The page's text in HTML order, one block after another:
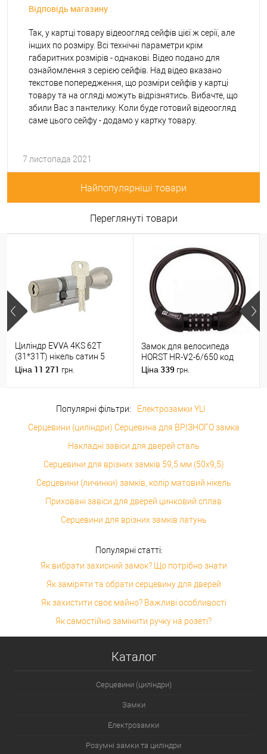
Відповідь магазину
Так, у картці товару відеоогляд сейфів цієї ж серії, але
інших по розміру. Всі технічні параметри крім
габаритних розмірів - однакові. Відео подано для
ознайомлення з серією сейфів. Над відео вказано
текстове попередження, що розміри сейфів у картці
товару та на огляді можуть відрізнятись. Вибачте, що
збили Вас з пантелику. Коли буде готовий відеоогляд
саме цього сейфу - додамо у картку товару.
7 листопада 2021
Найпопулярніші товари
Переглянуті товари
Циліндр EVVA 4KS 62T
(31*31T) нікель сатин 5
ключів
Ціна 11 271 грн.
Замок для велосипеда
HORST HR-V2-6/650 код
Ціна 339 грн.
Популярні фільтри:
Електрозамки YLI
Серцевини (циліндри) Серцевина для ВРІЗНОГО замка
Накладні завіси для дверей сталь
Серцевини для врізних замків 59,5 мм (50x9,5)
Серцевини (личинки) замків, колір матовий нікель
Приховані завіси для дверей цинковий сплав
Серцевини для врізних замків латунь
Популярні статті:
Як вибрати захисний замок? Що потрібно знати
Як заміряти та обрати серцевину для дверей
Як захистити своє майно? Важливі особливості
Як самостійно замінити ручку на розеті?
Каталог
Серцевини (циліндри)
Замки
Електрозамки
Розумні замки та циліндри